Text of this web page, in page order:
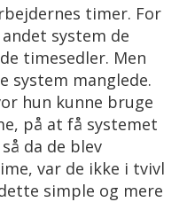
timer. For
system de
timesedler. Men
system manglede.
hun kunne bruge
på at få systemet
da de blev
var de ikke i tvivl
simple og mere